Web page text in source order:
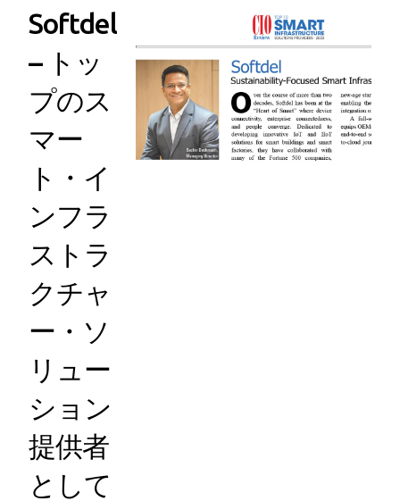
Softdel
– トッ
プのス
マー
ト・イ
ンフラ
ストラ
クチャ
ー・ソ
リュー
ション
提供者
として